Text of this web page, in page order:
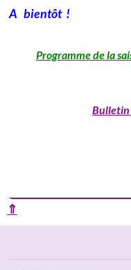
A bientôt !
Programme de la
Bulletin
⇑